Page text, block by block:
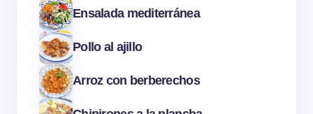
Ensalada mediterránea
Pollo al ajillo
Arroz con berberechos